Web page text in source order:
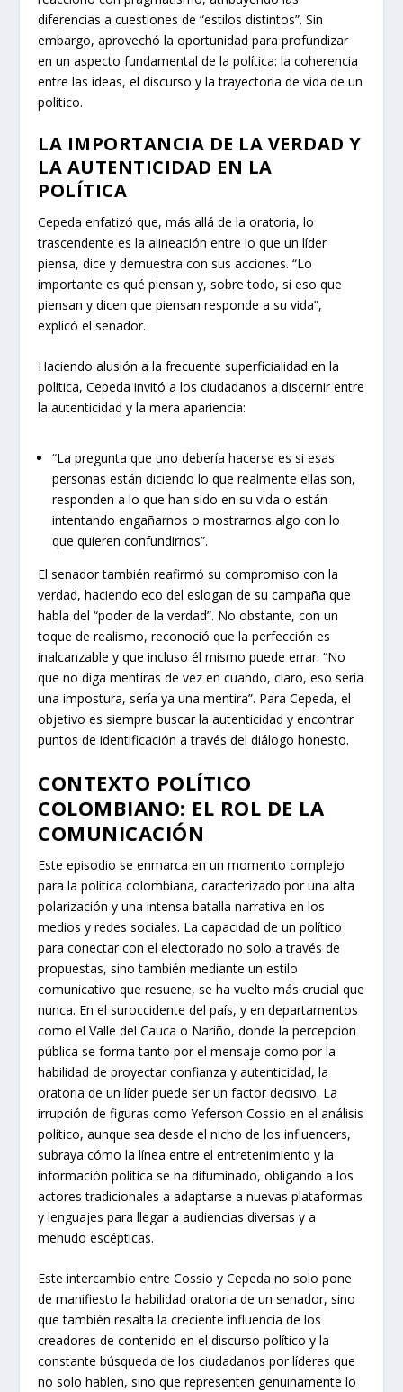
diferencias a cuestiones de “estilos distintos”. Sin
embargo, aprovechó la oportunidad para profundizar
en un aspecto fundamental de la política: la coherencia
entre las ideas, el discurso y la trayectoria de vida de un
político.
LA IMPORTANCIA DE LA VERDAD Y
LA AUTENTICIDAD EN LA
POLÍTICA
Cepeda enfatizó que, más allá de la oratoria, lo
trascendente es la alineación entre lo que un líder
piensa, dice y demuestra con sus acciones. “Lo
importante es qué piensan y, sobre todo, si eso que
piensan y dicen que piensan responde a su vida”,
explicó el senador.
Haciendo alusión a la frecuente superficialidad en la
política, Cepeda invitó a los ciudadanos a discernir entre
la autenticidad y la mera apariencia:
“La pregunta que uno debería hacerse es si esas
personas están diciendo lo que realmente ellas son,
responden a lo que han sido en su vida o están
intentando engañarnos o mostrarnos algo con lo
que quieren confundirnos”.
El senador también reafirmó su compromiso con la
verdad, haciendo eco del eslogan de su campaña que
habla del “poder de la verdad”. No obstante, con un
toque de realismo, reconoció que la perfección es
inalcanzable y que incluso él mismo puede errar: “No
que no diga mentiras de vez en cuando, claro, eso sería
una impostura, sería ya una mentira”. Para Cepeda, el
objetivo es siempre buscar la autenticidad y encontrar
puntos de identificación a través del diálogo honesto.
CONTEXTO POLÍTICO
COLOMBIANO: EL ROL DE LA
COMUNICACIÓN
Este episodio se enmarca en un momento complejo
para la política colombiana, caracterizado por una alta
polarización y una intensa batalla narrativa en los
medios y redes sociales. La capacidad de un político
para conectar con el electorado no solo a través de
propuestas, sino también mediante un estilo
comunicativo que resuene, se ha vuelto más crucial que
nunca. En el suroccidente del país, y en departamentos
como el Valle del Cauca o Nariño, donde la percepción
pública se forma tanto por el mensaje como por la
habilidad de proyectar confianza y autenticidad, la
oratoria de un líder puede ser un factor decisivo. La
irrupción de figuras como Yeferson Cossio en el análisis
político, aunque sea desde el nicho de los influencers,
subraya cómo la línea entre el entretenimiento y la
información política se ha difuminado, obligando a los
actores tradicionales a adaptarse a nuevas plataformas
y lenguajes para llegar a audiencias diversas y a
menudo escépticas.
Este intercambio entre Cossio y Cepeda no solo pone
de manifiesto la habilidad oratoria de un senador, sino
que también resalta la creciente influencia de los
creadores de contenido en el discurso político y la
constante búsqueda de los ciudadanos por líderes que
no solo hablen, sino que representen genuinamente lo